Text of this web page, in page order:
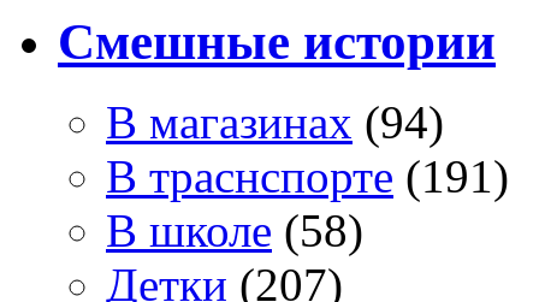
Смешные истории
В магазинах (94)
В траснспорте (191)
В школе (58)
Детки (207)